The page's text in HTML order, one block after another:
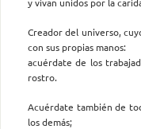
Creador del universo,
con sus propias manos:
acuérdate de los
rostro.
Acuérdate también de
los demás;